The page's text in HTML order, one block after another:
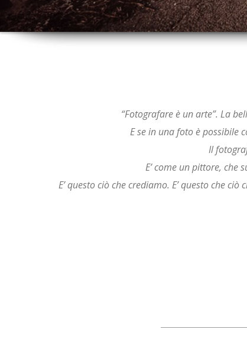
“Fotografare è un arte”. La
E se in una foto è possibile
Il
E’ come un pittore, che
E’ questo ciò che crediamo. E’ questo che